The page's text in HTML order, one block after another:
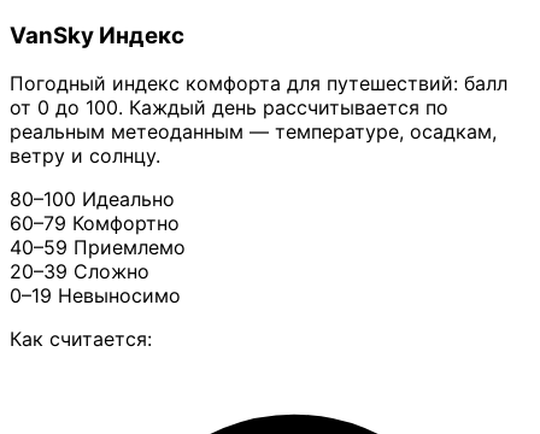
VanSky Индекс
Погодный индекс комфорта для путешествий: балл
от 0 до 100. Каждый день рассчитывается по
реальным метеоданным — температуре, осадкам,
ветру и солнцу.
80–100 Идеально
60–79 Комфортно
40–59 Приемлемо
20–39 Сложно
0–19 Невыносимо
Как считается: